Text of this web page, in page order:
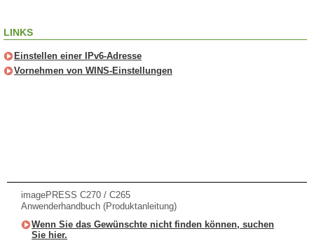
LINKS
Einstellen einer IPv6-Adresse
Vornehmen von WINS-Einstellungen
imagePRESS C270 / C265
Anwenderhandbuch (Produktanleitung)
Wenn Sie das Gewünschte nicht finden können, suchen
Sie hier.